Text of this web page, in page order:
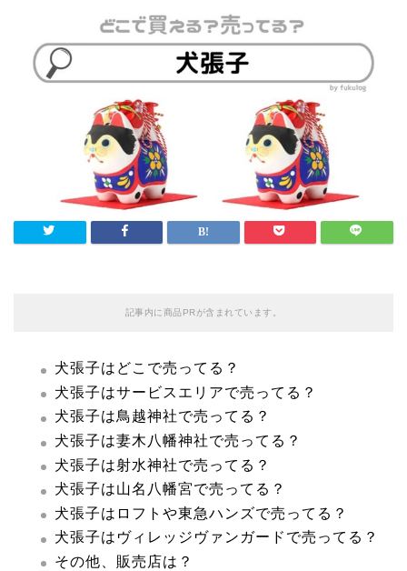
記事内に商品PRが含まれています。
犬張子はどこで売ってる？
犬張子はサービスエリアで売ってる？
犬張子は鳥越神社で売ってる？
犬張子は妻木八幡神社で売ってる？
犬張子は射水神社で売ってる？
犬張子は山名八幡宮で売ってる？
犬張子はロフトや東急ハンズで売ってる？
犬張子はヴィレッジヴァンガードで売ってる？
その他、販売店は？